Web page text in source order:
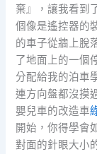
棄』，讓我看到
個像是遙控器的
的車子從牆上脫
了地面上的一個
分配給我的泊車
連方向盤都沒摸
嬰兒車的改造車
開始，你得學會
對面的針眼大小